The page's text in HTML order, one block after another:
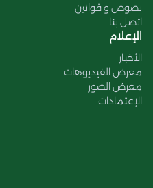
نصوص و قوانين
اتصل بنا
الإعلام
الأخبار
معرض الفيديوهات
معرض الصور
الإعتمادات